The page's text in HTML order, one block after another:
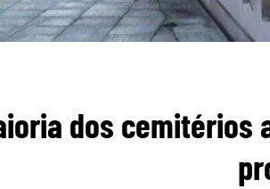
dos cemitérios